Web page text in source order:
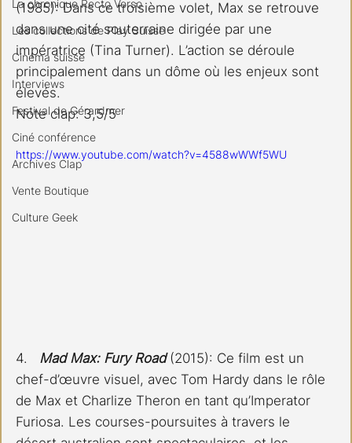
La chronique Recto Verso
Les collections de Play Suisse
Cinéma suisse
Interviews
Festival de Gérardmer
Ciné conférence
Archives Clap
Vente Boutique
Culture Geek
(1985): Dans ce troisième volet, Max se retrouve
dans une cité souterraine dirigée par une
impératrice (Tina Turner). L’action se déroule
principalement dans un dôme où les enjeux sont
élevés.
Note clap: 3,5/5
https://www.youtube.com/watch?v=4588wWWf5WU
4. Mad Max: Fury Road (2015): Ce film est un
chef-d’œuvre visuel, avec Tom Hardy dans le rôle
de Max et Charlize Theron en tant qu’Imperator
Furiosa. Les courses-poursuites à travers le